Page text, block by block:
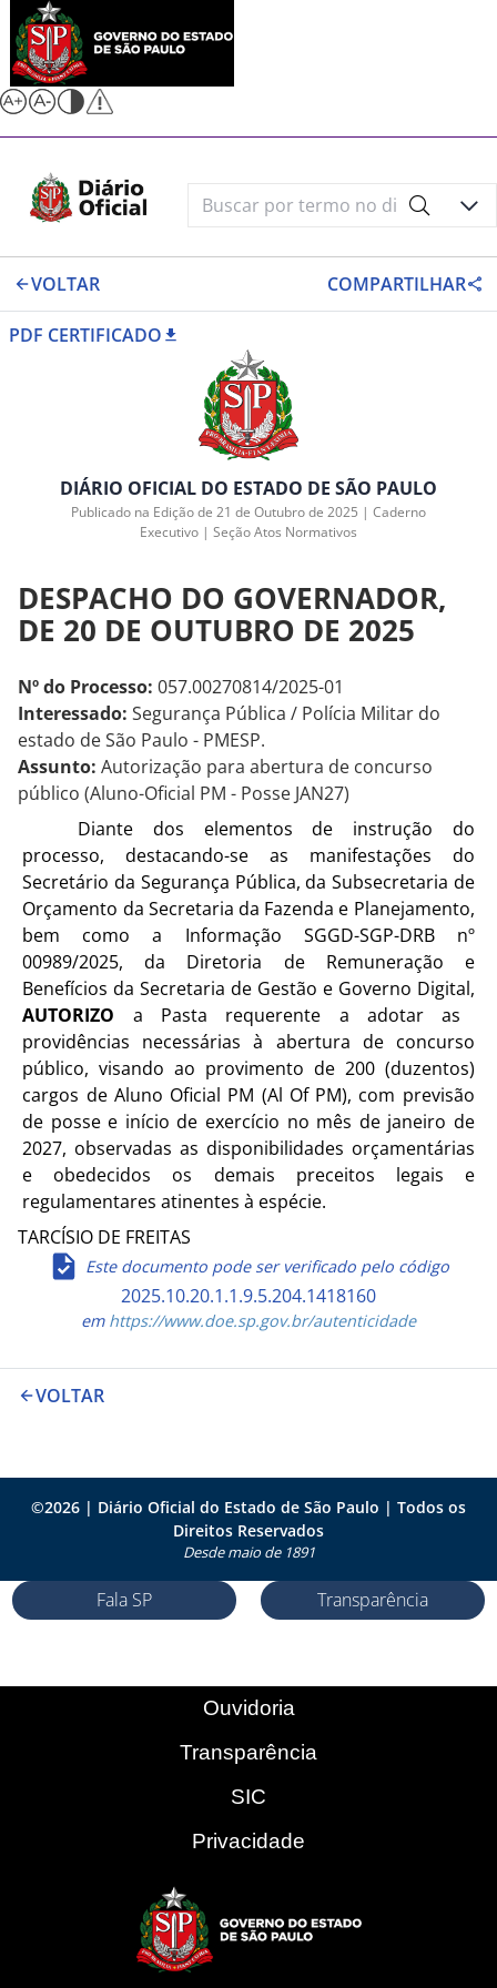
VOLTAR COMPARTILHAR
PDF CERTIFICADO
DIÁRIO OFICIAL DO ESTADO DE SÃO PAULO
Publicado na Edição de 21 de Outubro de 2025 | Caderno
Executivo | Seção Atos Normativos
DESPACHO DO GOVERNADOR,
DE 20 DE OUTUBRO DE 2025
Nº do Processo: 057.00270814/2025-01
Interessado: Segurança Pública / Polícia Militar do
estado de São Paulo - PMESP.
Assunto: Autorização para abertura de concurso
público (Aluno-Oficial PM - Posse JAN27)
Diante dos elementos de instrução do
processo, destacando-se as manifestações do
Secretário da Segurança Pública, da Subsecretaria de
Orçamento da Secretaria da Fazenda e Planejamento,
bem como a Informação SGGD-SGP-DRB nº
00989/2025, da Diretoria de Remuneração e
Benefícios da Secretaria de Gestão e Governo Digital,
AUTORIZO
a Pasta requerente a adotar as
providências necessárias à abertura de concurso
público, visando ao provimento de 200 (duzentos)
cargos de Aluno Oficial PM (Al Of PM), com previsão
de posse e início de exercício no mês de janeiro de
2027, observadas as disponibilidades orçamentárias
e obedecidos os demais preceitos legais e
regulamentares atinentes à espécie.
TARCÍSIO DE FREITAS
Este documento pode ser verificado pelo código
2025.10.20.1.1.9.5.204.1418160
emhttps://www.doe.sp.gov.br/autenticidade
VOLTAR
©2026 | Diário Oficial do Estado de São Paulo | Todos os
Direitos Reservados
Desde maio de 1891
Fala SP Transparência
Ouvidoria
Transparência
SIC
Privacidade